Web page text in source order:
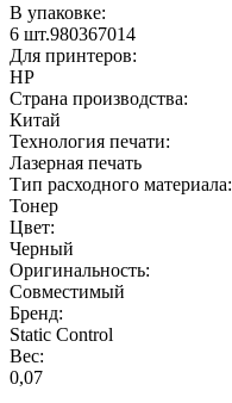
В упаковке:
6 шт.980367014
Для принтеров:
HP
Страна производства:
Китай
Технология печати:
Лазерная печать
Тип расходного материала:
Тонер
Цвет:
Черный
Оригинальность:
Совместимый
Бренд:
Static Control
Вес:
0,07